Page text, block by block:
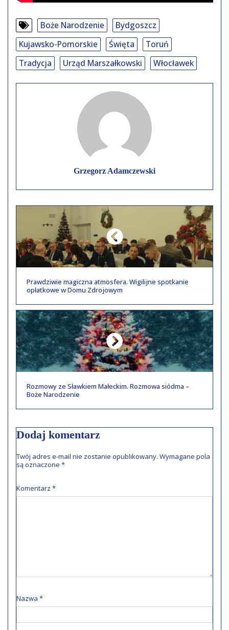
Boże Narodzenie
Bydgoszcz
Kujawsko-Pomorskie
Święta
Toruń
Tradycja
Urząd Marszałkowski Włocławek
Grzegorz Adamczewski
Prawdziwie magiczna atmosfera. Wigilijne spotkanie
opłatkowe w Domu Zdrojowym
Rozmowy ze Sławkiem Małeckim. Rozmowa siódma –
Boże Narodzenie
Dodaj komentarz
Twój adres e-mail nie zostanie opublikowany. Wymagane pola
są oznaczone *
Komentarz *
Nazwa *